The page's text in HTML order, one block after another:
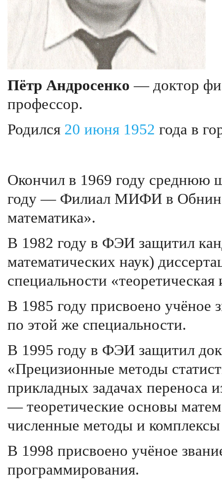
Пётр Андросенко — доктор
профессор.
Родился 20 июня 1952 года в
Окончил в 1969 году среднюю
году — Филиал МИФИ в
математика».
В 1982 году в ФЭИ защитил
математических наук)
специальности
В 1985 году присвоено учёное
по этой же специальности.
В 1995 году в ФЭИ защитил
«Прецизионные методы
прикладных задачах переноса
— теоретические основы
численные методы и
В 1998 присвоено учёное
программирования.